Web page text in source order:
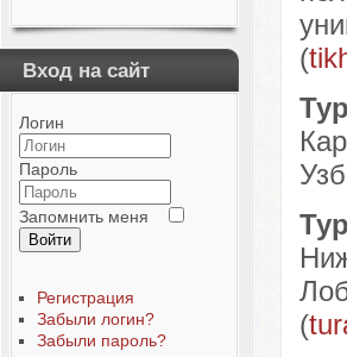
Вход на сайт
Логин
Пароль
Запомнить меня
Войти
Регистрация
Забыли логин?
Забыли пароль?
(
(